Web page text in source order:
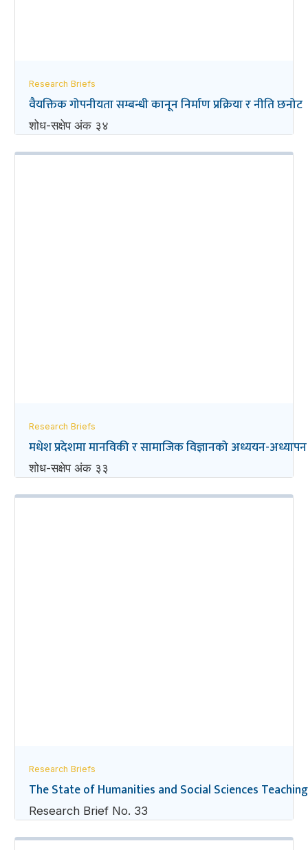
Research Briefs
वैयक्तिक गोपनीयता सम्बन्धी कानून निर्माण प्रक्रिया र नीति छनोट
शोध-स‌क्षेप अंक ३४
Research Briefs
मधेश प्रदेशमा मानविकी र सामाजिक विज्ञानको अध्ययन-
शोध-स‌क्षेप अंक ३३
Research Briefs
The State of Humanities and Social Sciences
Research Brief No. 33